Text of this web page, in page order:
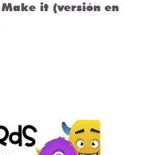
it (versión en